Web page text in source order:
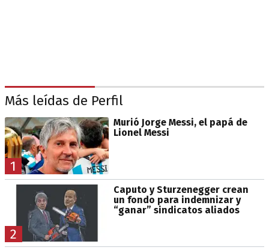
Más leídas de Perfil
1
Murió Jorge Messi, el papá de
Lionel Messi
2
Caputo y Sturzenegger crean
un fondo para indemnizar y
“ganar” sindicatos aliados